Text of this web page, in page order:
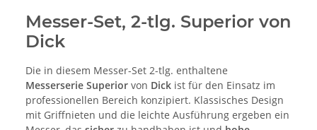
Messer-Set, 2-tlg. Superior von
Dick
Die in diesem Messer-Set 2-tlg. enthaltene
Messerserie Superior von Dick ist für den Einsatz im
professionellen Bereich konzipiert. Klassisches Design
mit Griffnieten und die leichte Ausführung ergeben ein